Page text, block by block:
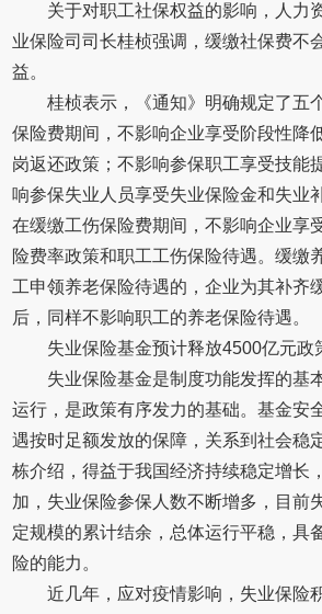
关于对职工社保权益的影响，人力
业保险司司长桂桢强调，缓缴社保费不
益。
桂桢表示，《通知》明确规定了五
保险费期间，不影响企业享受阶段性降
岗返还政策；不影响参保职工享受技能
响参保失业人员享受失业保险金和失业
在缓缴工伤保险费期间，不影响企业享
险费率政策和职工工伤保险待遇。缓缴
工申领养老保险待遇的，企业为其补齐
后，同样不影响职工的养老保险待遇。
失业保险基金预计释放4500亿元政
失业保险基金是制度功能发挥的基
运行，是政策有序发力的基础。基金安
遇按时足额发放的保障，关系到社会稳
栋介绍，得益于我国经济持续稳定增长
加，失业保险参保人数不断增多，目前
定规模的累计结余，总体运行平稳，具
险的能力。
近几年，应对疫情影响，失业保险